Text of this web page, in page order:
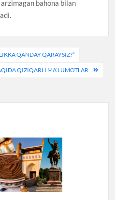
bahona bilan
QANDAY QARAYSIZ?”
QIZIQARLI MA’LUMOTLAR